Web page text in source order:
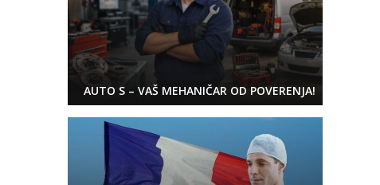
AUTO S – VAŠ MEHANIČAR OD POVERENJA!